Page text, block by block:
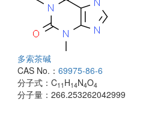
多索茶碱
CAS No.： 69975-86-6
分子式： C11 H14N4O4
分子量： 266.253262042999